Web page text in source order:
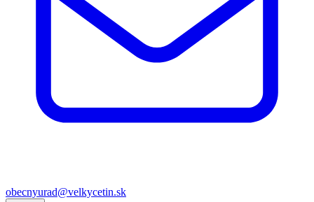
obecnyurad@velkycetin.sk